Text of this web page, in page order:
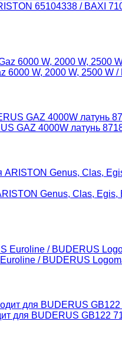
65104338 / BAXI
6000 W, 2000 W, 2500
GAZ 4000W латунь
Genus, Clas,
/ BUDERUS
для BUDERUS GB122